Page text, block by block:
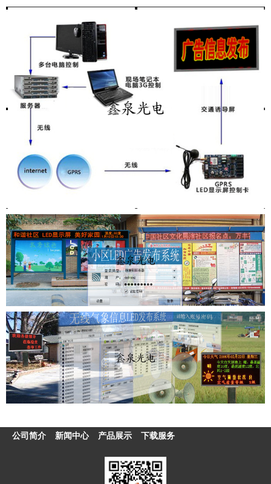
公司简介 新闻中心 产品展示 下载服务